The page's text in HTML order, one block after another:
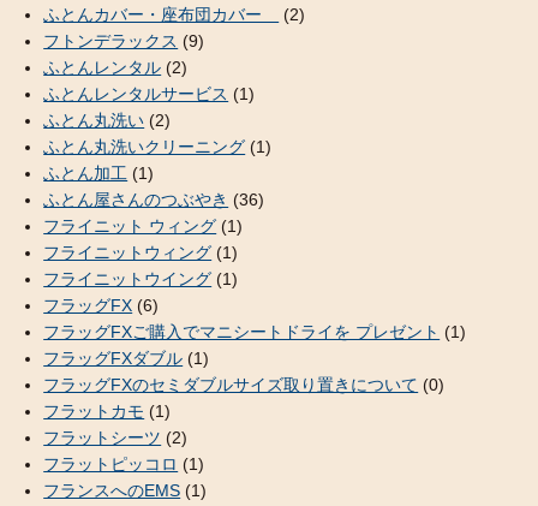
ふとんカバー・座布団カバー
(2)
フトンデラックス (9)
ふとんレンタル (2)
ふとんレンタルサービス (1)
ふとん丸洗い (2)
ふとん丸洗いクリーニング (1)
ふとん加工 (1)
ふとん屋さんのつぶやき (36)
フライニット ウィング (1)
フライニットウィング (1)
フライニットウイング (1)
フラッグFX (6)
フラッグFXご購入でマニシートドライを プレゼント (1)
フラッグFXダブル (1)
フラッグFXのセミダブルサイズ取り置きについて (0)
フラットカモ (1)
フラットシーツ (2)
フラットピッコロ (1)
フランスへのEMS (1)